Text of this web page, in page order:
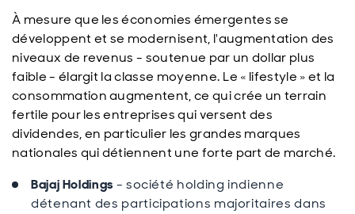
À mesure que les économies émergentes se
développent et se modernisent, l'augmentation des
niveaux de revenus - soutenue par un dollar plus
faible - élargit la classe moyenne. Le « lifestyle » et la
consommation augmentent, ce qui crée un terrain
fertile pour les entreprises qui versent des
dividendes, en particulier les grandes marques
nationales qui détiennent une forte part de marché.
Bajaj Holdings- société holding indienne
détenant des participations majoritaires dans